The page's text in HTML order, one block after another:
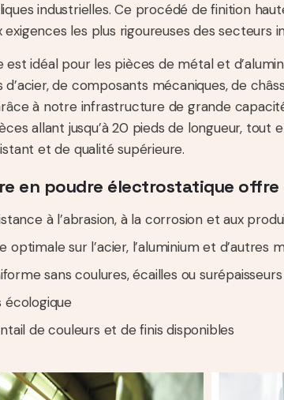
industrielles. Ce procédé de finition
exigences les plus rigoureuses des secteurs
idéal pour les pièces de métal et
de composants mécaniques, de
à notre infrastructure de grande
allant jusqu’à 20 pieds de longueur, tout
et de qualité supérieure.
en poudre électrostatique offre
à l’abrasion, à la corrosion et aux
optimale sur l’acier, l’aluminium et d’autres
sans coulures, écailles ou surépaisseurs
écologique
de couleurs et de finis disponibles